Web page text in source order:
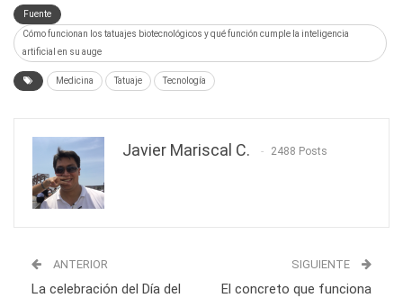
Fuente
Cómo funcionan los tatuajes biotecnológicos y qué función cumple la inteligencia
artificial en su auge
Medicina Tatuaje Tecnología
Javier Mariscal C. 2488 Posts
ANTERIOR
La celebración del Día del
SIGUIENTE
El concreto que funciona